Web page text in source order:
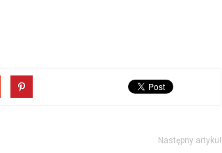
Następny artykuł